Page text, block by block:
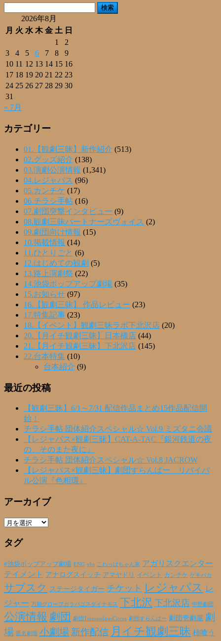
2026年8月
月 火 水 木 金 土 日
1
2
3
4 5 6 7 8
9
10 11 12 13 14 15 16
17 18 19 20 21 22 23
24 25 26 27 28 29 30
31
« 7月
カテゴリー
01.【観劇三昧】新作紹介 (513)
02.グッズ紹介 (138)
03.演劇公演情報 (1,341)
04.レジャパス (96)
05.カンチケ (17)
06.チラシ手帖 (16)
07.劇団突撃インタビュー (9)
08.観劇三昧パートナーズヴォイス (2)
09.劇団向け情報 (15)
10.掲載情報 (14)
11.ひとりごと (6)
12.はじめての観劇 (5)
13.路上演劇祭 (22)
14.池袋ポップアップ劇場 (35)
15.お知らせ (97)
16.【観劇三昧】 作品レビュー (23)
17.特集記事 (23)
18.【イベント】観劇三昧ラボ下北沢店 (20)
20.【月イチ観劇三昧】日本橋店 (44)
21.【月イチ観劇三昧】下北沢店 (145)
22.台本特集 (10)
台本紹介 (9)
最近の投稿
【観劇三昧】6/1～7/31 配信作品まとめ15作品配信開
始！
チラシ手帖 団体紹介スペシャル☆ Vol.9 ミズタニ会議
【レジャパス×観劇三昧】CAT-A-TAC『銀河鉄道の夜
の、そのまた夜に』
チラシ手帖 団体紹介スペシャル☆ Vol.8 JACROW
【レジャパス×観劇三昧】劇団すらんばー リバイバ
ル公演『色相環』
アーカイブ
ア
カ
ブ
タグ
#池袋ポップアップ劇場 ENG yhs こわっぱちゃん家 アガリスクエンター
テイメント アナログスイッチ アマヤドリ イベント カンチケ ゲキバカ
サブスク ステージタイガー チケット レジャパス レ
ジャー 万能グローブガラパゴスダイナモス 下北沢 下北沢店 中野劇団
公演情報 劇団 劇団TremendousCircus 劇団すらんばー 劇団壱劇屋 劇
場 匿名劇壇 小劇場 新作配信 月イチ観劇三昧 柿喰う